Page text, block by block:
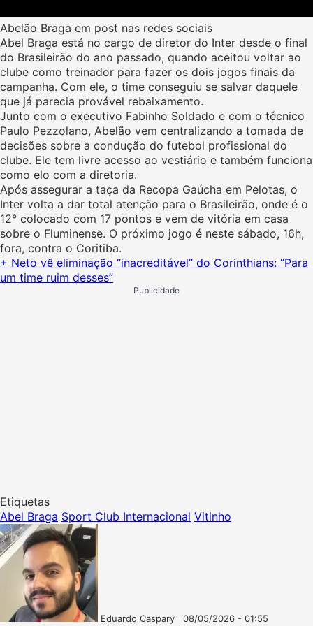
Abelão Braga em post nas redes sociais
Abel Braga está no cargo de diretor do Inter desde o final
do Brasileirão do ano passado, quando aceitou voltar ao
clube como treinador para fazer os dois jogos finais da
campanha. Com ele, o time conseguiu se salvar daquele
que já parecia provável rebaixamento.
Junto com o executivo Fabinho Soldado e com o técnico
Paulo Pezzolano, Abelão vem centralizando a tomada de
decisões sobre a condução do futebol profissional do
clube. Ele tem livre acesso ao vestiário e também funciona
como elo com a diretoria.
Após assegurar a taça da Recopa Gaúcha em Pelotas, o
Inter volta a dar total atenção para o Brasileirão, onde é o
12° colocado com 17 pontos e vem de vitória em casa
sobre o Fluminense. O próximo jogo é neste sábado, 16h,
fora, contra o Coritiba.
+ Neto vê eliminação “inacreditável” do Corinthians: “Para
um time ruim desses”
Publicidade
Etiquetas
Abel Braga Sport Club Internacional Vitinho
Eduardo Caspary
08/05/2026 - 01:55